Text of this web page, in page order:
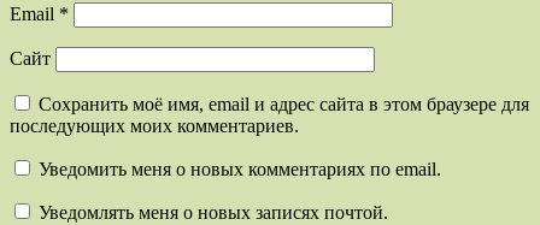
Email *
Сайт
Сохранить моё имя, email и адрес сайта в этом браузере для
последующих моих комментариев.
Уведомить меня о новых комментариях по email.
Уведомлять меня о новых записях почтой.